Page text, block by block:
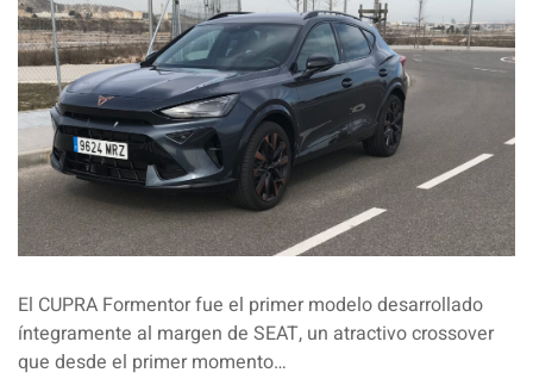
El CUPRA Formentor fue el primer modelo desarrollado
íntegramente al margen de SEAT, un atractivo crossover
que desde el primer momento…